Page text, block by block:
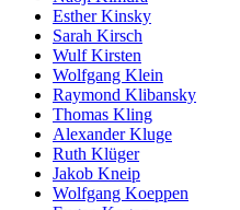
Esther Kinsky
Sarah Kirsch
Wulf Kirsten
Wolfgang Klein
Raymond Klibansky
Thomas Kling
Alexander Kluge
Ruth Klüger
Jakob Kneip
Wolfgang Koeppen